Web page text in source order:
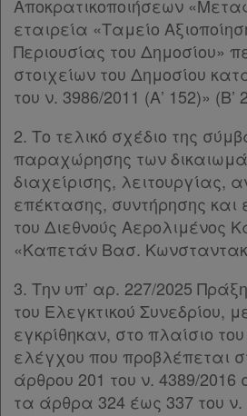
Εταιρεία
Επικοινωνία
Όροι
χρήσης
Πολιτική
απορρήτου
και
cookies
Απόκτηση
Αποκρατικοποιήσεων
εταιρεία «Ταμείο
Περιουσίας του Δημοσίου»
στοιχείων του Δημοσίου
του ν. 3986/2011 (Α’ 152)» (Β’
2. Το τελικό σχέδιο της
παραχώρησης των
διαχείρισης, λειτουργίας,
επέκτασης, συντήρησης
του Διεθνούς Αερολιμένος
«Καπετάν Βασ.
3. Την υπ’ αρ. 227/2025
του Ελεγκτικού Συνεδρίου,
εγκρίθηκαν, στο πλαίσιο
ελέγχου που προβλέπεται
άρθρου 201 του ν. 4389/
τα άρθρα 324 έως 337 του ν.